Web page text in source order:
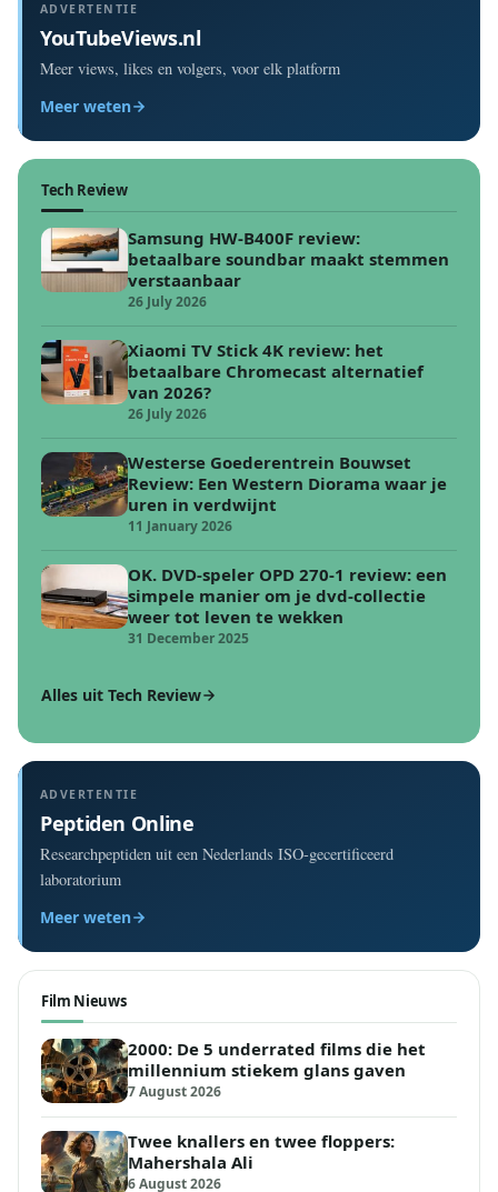
ADVERTENTIE
YouTubeViews.nl
Meer views, likes en volgers, voor elk platform
Meer weten
Tech Review
Samsung HW-B400F review:
betaalbare soundbar maakt stemmen
verstaanbaar
26 July 2026
Xiaomi TV Stick 4K review: het
betaalbare Chromecast alternatief
van 2026?
26 July 2026
Westerse Goederentrein Bouwset
Review: Een Western Diorama waar je
uren in verdwijnt
11 January 2026
OK. DVD-speler OPD 270-1 review: een
simpele manier om je dvd-collectie
weer tot leven te wekken
31 December 2025
Alles uit Tech Review
ADVERTENTIE
Peptiden Online
Researchpeptiden uit een Nederlands ISO-gecertificeerd
laboratorium
Meer weten
Film Nieuws
2000: De 5 underrated films die het
millennium stiekem glans gaven
7 August 2026
Twee knallers en twee floppers:
Mahershala Ali
6 August 2026